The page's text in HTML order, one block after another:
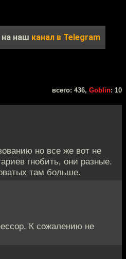
наш канал в Telegram
всего: 436, Goblin: 10
но все же вот не
гнобить, они разные.
там больше.
К сожалению не